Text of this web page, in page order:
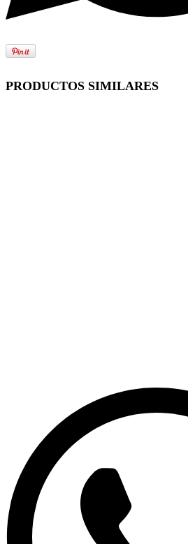
PRODUCTOS SIMILARES